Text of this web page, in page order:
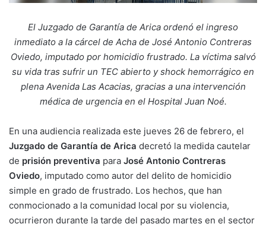
El Juzgado de Garantía de Arica ordenó el ingreso
inmediato a la cárcel de Acha de José Antonio Contreras
Oviedo, imputado por homicidio frustrado. La víctima salvó
su vida tras sufrir un TEC abierto y shock hemorrágico en
plena Avenida Las Acacias, gracias a una intervención
médica de urgencia en el Hospital Juan Noé.
En una audiencia realizada este jueves 26 de febrero, el
Juzgado de Garantía de Arica decretó la medida cautelar
de prisión preventiva para José Antonio Contreras
Oviedo, imputado como autor del delito de homicidio
simple en grado de frustrado. Los hechos, que han
conmocionado a la comunidad local por su violencia,
ocurrieron durante la tarde del pasado martes en el sector